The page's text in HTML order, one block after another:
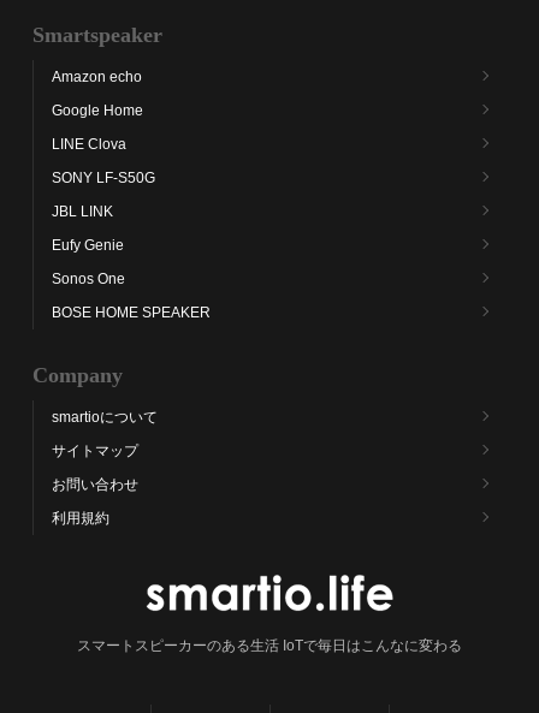
Smartspeaker
Amazon echo
Google Home
LINE Clova
SONY LF-S50G
JBL LINK
Eufy Genie
Sonos One
BOSE HOME SPEAKER
Company
smartioについて
サイトマップ
お問い合わせ
利用規約
スマートスピーカーのある生活 IoTで毎日はこんなに変わる